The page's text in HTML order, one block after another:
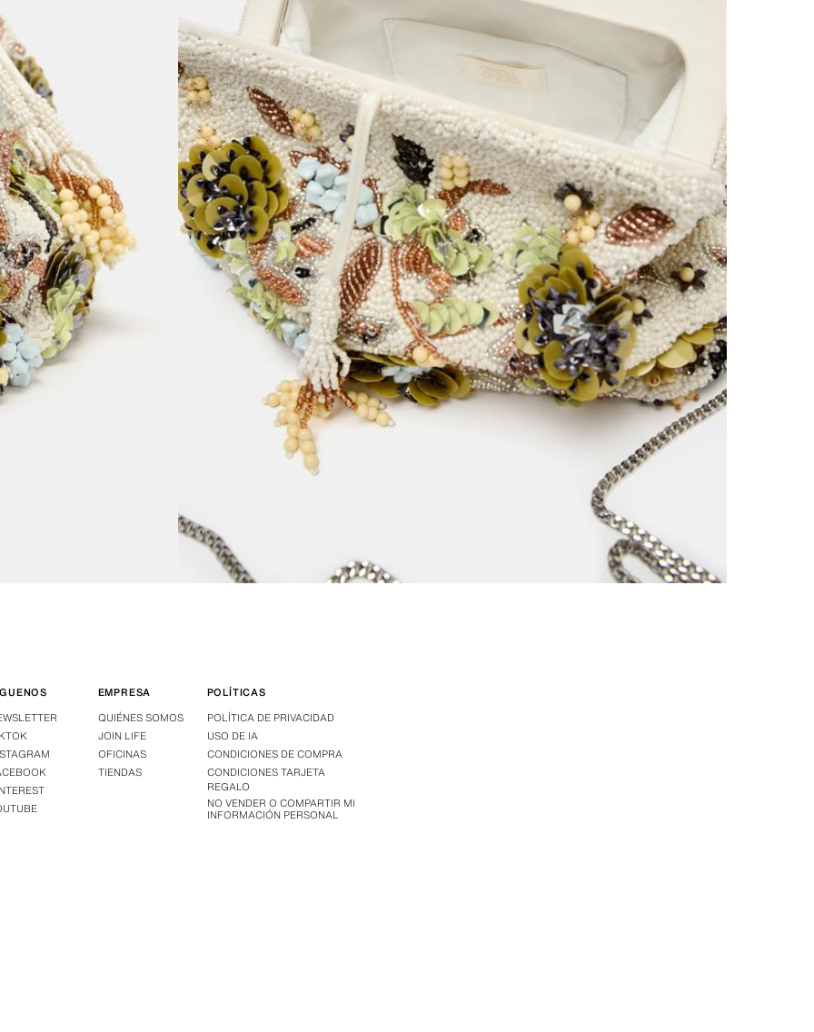
EMPRESA
QUIÉNES SOMOS
JOIN LIFE
OFICINAS
TIENDAS
POLÍTICAS
POLÍTICA DE PRIVACIDAD
USO DE IA
CONDICIONES DE COMPRA
CONDICIONES TARJETA
REGALO
NO VENDER O COMPARTIR MI
INFORMACIÓN PERSONAL